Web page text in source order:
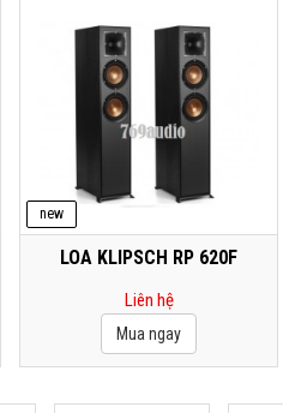
new
LOA KLIPSCH RP 620F
Liên hệ